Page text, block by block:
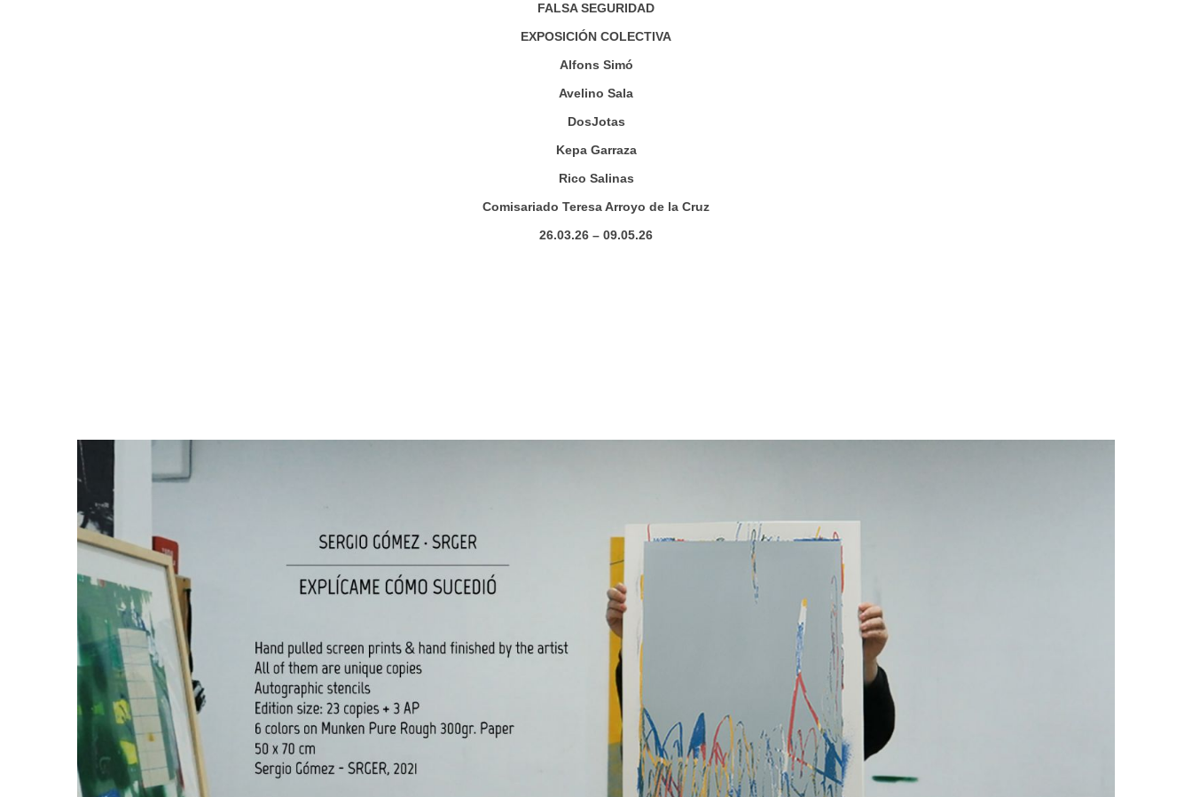
FALSA SEGURIDAD
EXPOSICIÓN COLECTIVA
Alfons Simó
Avelino Sala
DosJotas
Kepa Garraza
Rico Salinas
Comisariado Teresa Arroyo de la Cruz
26.03.26 – 09.05.26